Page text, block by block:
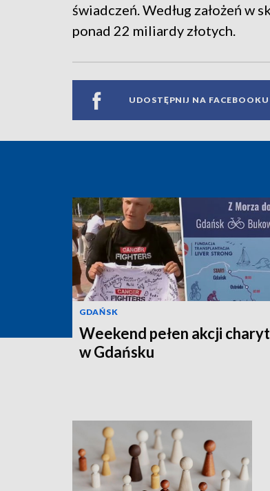
świadczeń. Według założeń w
ponad 22 miliardy złotych.
UDOSTĘPNIJ NA FACEBOOKU
GDAŃSK
Weekend pełen akcji
w Gdańsku